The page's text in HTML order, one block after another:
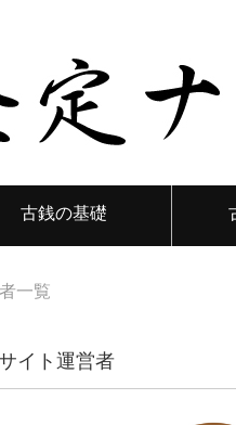
古銭の基礎
一覧
イト運営者